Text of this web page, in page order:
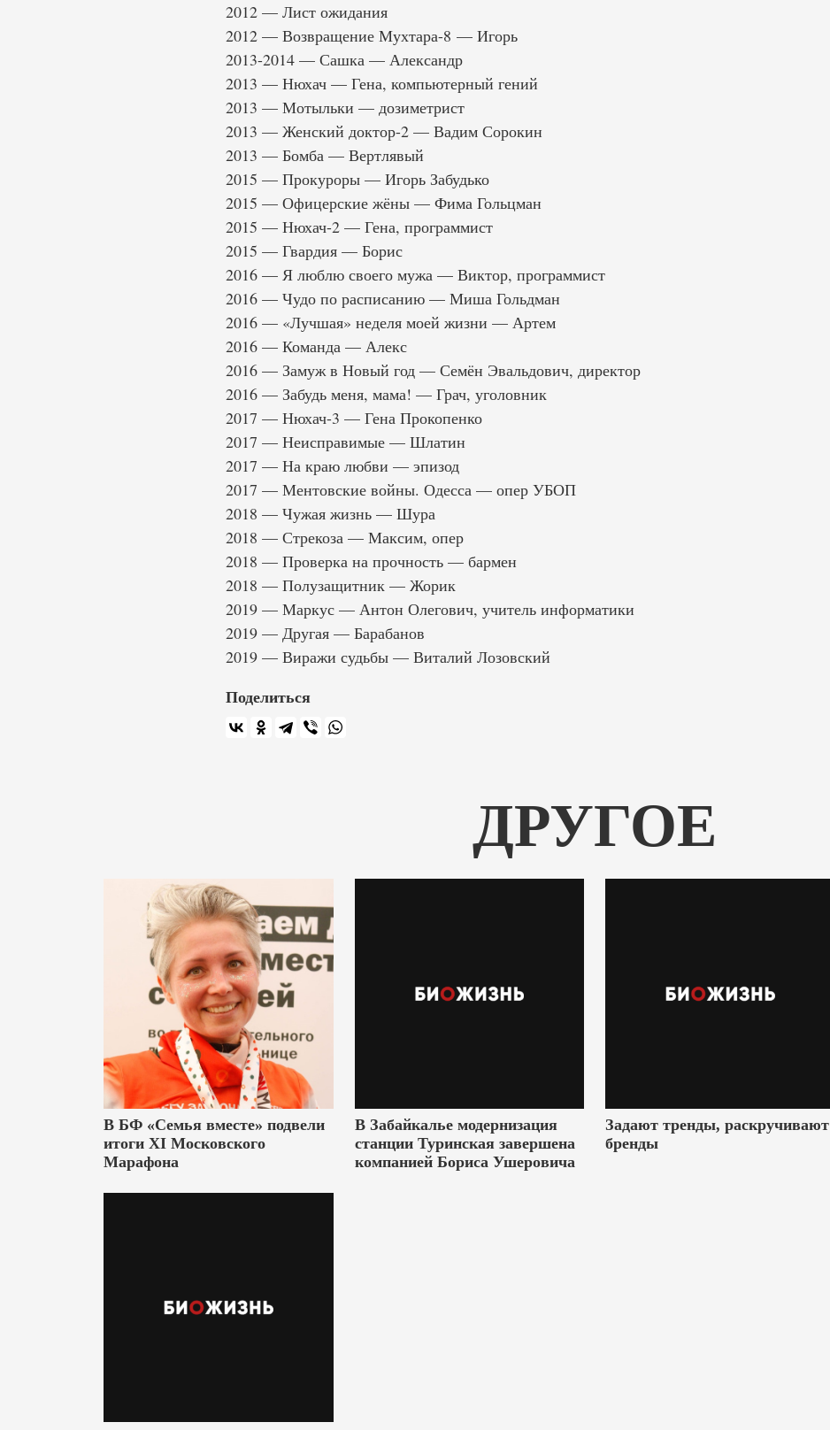
2012 — Лист ожидания
2012 — Возвращение Мухтара-8 — Игорь
2013-2014 — Сашка — Александр
2013 — Нюхач — Гена, компьютерный гений
2013 — Мотыльки — дозиметрист
2013 — Женский доктор-2 — Вадим Сорокин
2013 — Бомба — Вертлявый
2015 — Прокуроры — Игорь Забудько
2015 — Офицерские жёны — Фима Гольцман
2015 — Нюхач-2 — Гена, программист
2015 — Гвардия — Борис
2016 — Я люблю своего мужа — Виктор, программист
2016 — Чудо по расписанию — Миша Гольдман
2016 — «Лучшая» неделя моей жизни — Артем
2016 — Команда — Алекс
2016 — Замуж в Новый год — Семён Эвальдович, директор
2016 — Забудь меня, мама! — Грач, уголовник
2017 — Нюхач-3 — Гена Прокопенко
2017 — Неисправимые — Шлатин
2017 — На краю любви — эпизод
2017 — Ментовские войны. Одесса — опер УБОП
2018 — Чужая жизнь — Шура
2018 — Стрекоза — Максим, опер
2018 — Проверка на прочность — бармен
2018 — Полузащитник — Жорик
2019 — Маркус — Антон Олегович, учитель информатики
2019 — Другая — Барабанов
2019 — Виражи судьбы — Виталий Лозовский
Поделиться
ДРУГОЕ
В БФ «Семья вместе» подвели
итоги XI Московского
Марафона
В Забайкалье модернизация
станции Туринская завершена
компанией Бориса Ушеровича
Задают тренды, раскручивают
бренды